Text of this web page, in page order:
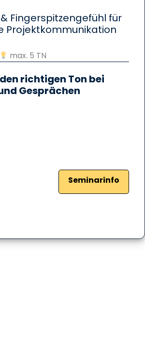
Fingerspitzengefühl für
Projektkommunikation
max. 5 TN
richtigen Ton bei
Gesprächen
Seminarinfo